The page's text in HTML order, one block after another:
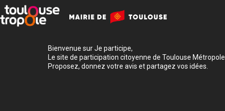
Bienvenue sur Je participe,
Le site de participation citoyenne de Toulouse Métropole.
Proposez, donnez votre avis et partagez vos idées.